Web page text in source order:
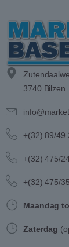
3740 Bilzen
+(32) 89/
+(32) 475/
+(32) 475/
Maandag
Zaterdag